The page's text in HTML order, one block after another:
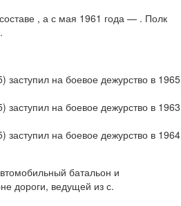
, а с мая 1961 года — . Полк
на боевое дежурство в 1965
на боевое дежурство в 1963
на боевое дежурство в 1964
батальон и
дороги, ведущей из с.